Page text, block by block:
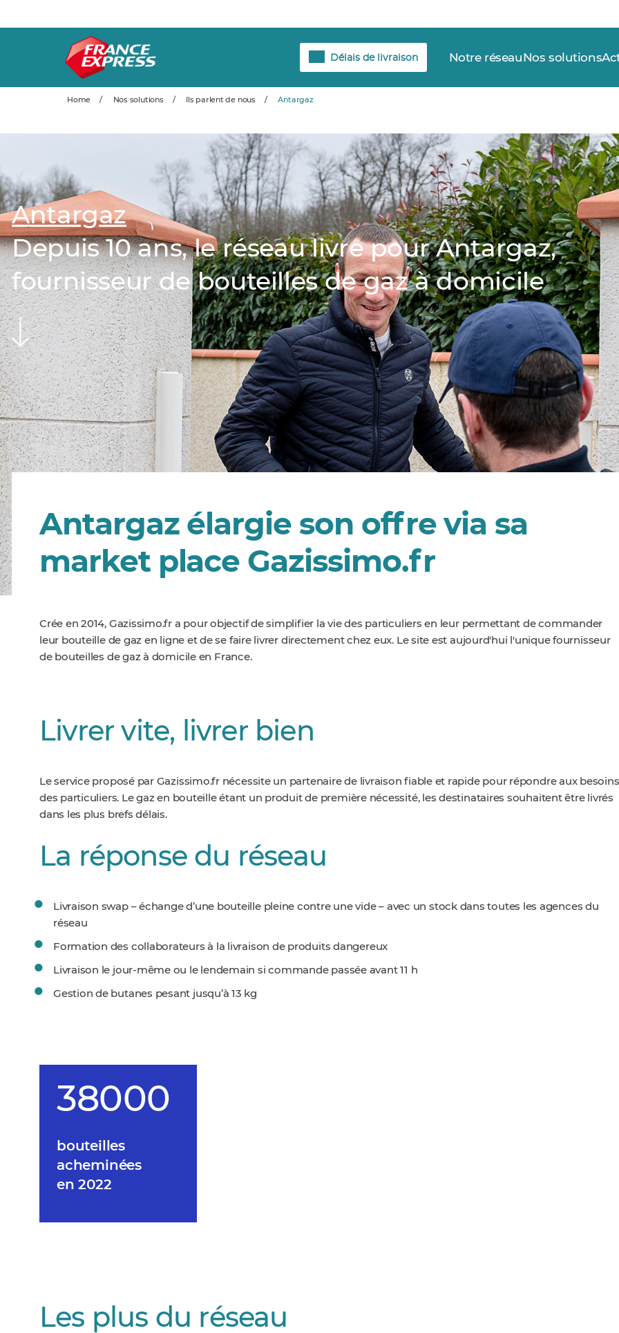
Délais de livraison Notre réseau Nos solutions
Home / Nos solutions / Ils parlent de nous / Antargaz
Antargaz
Depuis 10 ans, le réseau livre pour Antargaz,
fournisseur de bouteilles de gaz à domicile
Antargaz élargie son offre via sa
market place Gazissimo.fr
Crée en 2014, Gazissimo.fr a pour objectif de simplifier la vie des particuliers en leur permettant de commander
leur bouteille de gaz en ligne et de se faire livrer directement chez eux. Le site est aujourd'hui l'uniquefournisseur
de bouteilles de gaz à domicile en France.
Livrer vite, livrer bien
Le service proposé par Gazissimo.fr nécessite un partenaire de livraison fiable et rapide pour répondre aux besoins
des particuliers. Le gaz en bouteille étant un produit de première nécessité, les destinataires souhaitent être livrés
dans les plus brefs délais.
La réponse du réseau
Livraison swap – échange d’une bouteille pleine contre une vide – avec un stock dans toutes les agences du
réseau
Formation des collaborateurs à la livraison de produits dangereux
Livraison le jour-même ou le lendemain si commande passée avant 11 h
Gestion de butanes pesant jusqu’à 13 kg
38000
bouteilles
acheminées
en 2022
Les plus du réseau